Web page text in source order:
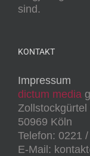
sind.
KONTAKT
Impressum
dictum media
Zollstockgürtel
50969 Köln
Telefon: 0221
E-Mail: